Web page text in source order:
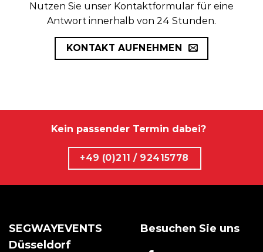
Nutzen Sie unser Kontaktformular für eine
Antwort innerhalb von 24 Stunden.
KONTAKT AUFNEHMEN
Kein passender Termin dabei?
+49 (0)211 / 92415778
SEGWAYEVENTS
Düsseldorf
Besuchen Sie uns